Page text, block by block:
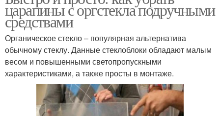
царапины с оргстекла подручными
средствами
Органическое стекло – популярная альтернатива
обычному стеклу. Данные стеклоблоки обладают малым
весом и повышенными светопропускными
характеристиками, а также просты в монтаже.